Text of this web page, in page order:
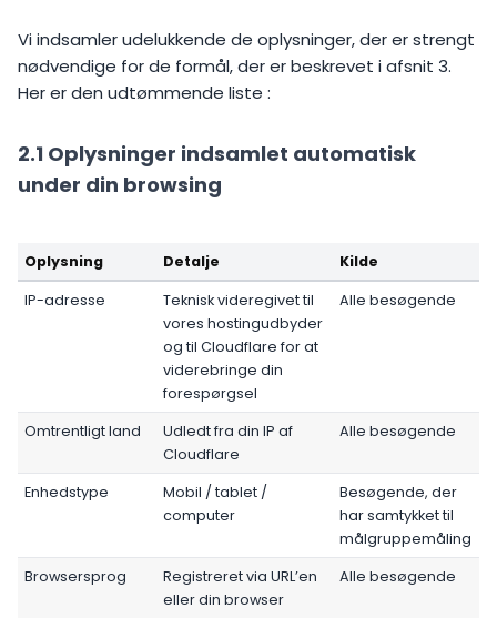
Vi indsamler udelukkende de oplysninger, der er strengt
nødvendige for de formål, der er beskrevet i afsnit 3.
Her er den udtømmende liste :
2.1 Oplysninger indsamlet automatisk
under din browsing
Oplysning Detalje Kilde
IP-adresse
Teknisk videregivet til
vores hostingudbyder
og til Cloudflare for at
viderebringe din
forespørgsel
Alle besøgende
Omtrentligt land
Udledt fra din IP af
Cloudflare
Alle besøgende
Enhedstype
Mobil / tablet /
computer
Besøgende, der
har samtykket til
målgruppemåling
Browsersprog
Registreret via URL’en
eller din browser
Alle besøgende